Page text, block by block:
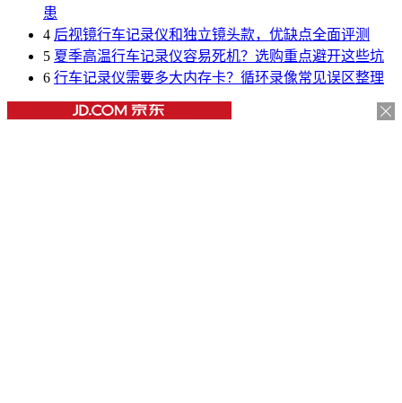
患
4 后视镜行车记录仪和独立镜头款，优缺点全面评测
5 夏季高温行车记录仪容易死机？选购重点避开这些坑
6 行车记录仪需要多大内存卡？循环录像常见误区整理